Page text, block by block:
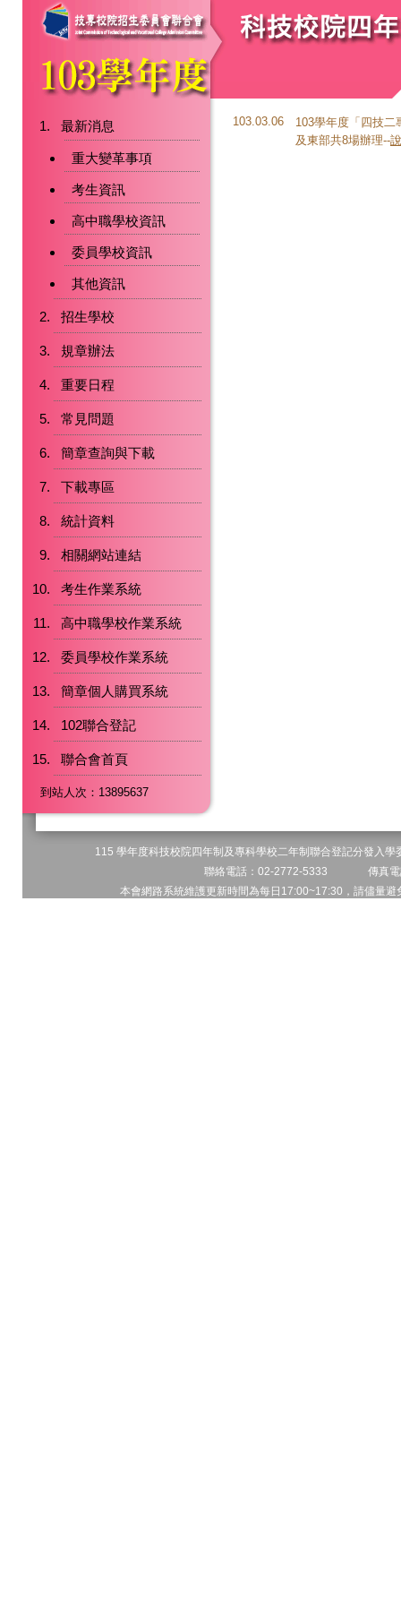
最新消息
重大變革事項
考生資訊
高中職學校資訊
委員學校資訊
其他資訊
招生學校
規章辦法
重要日程
常見問題
簡章查詢與下載
下載專區
統計資料
相關網站連結
考生作業系統
高中職學校作業系統
委員學校作業系統
簡章個人購買系統
102聯合登記
聯合會首頁
到站人次：13895637
103.03.06
103學年度「四技二
及東部共8場辦理--
115 學年度科技校院四年制及專科學校二年制聯合登記分發
聯絡電話：02-2772-5333 傳真
本會網路系統維護更新時間為每日17:00~17:30，請儘量